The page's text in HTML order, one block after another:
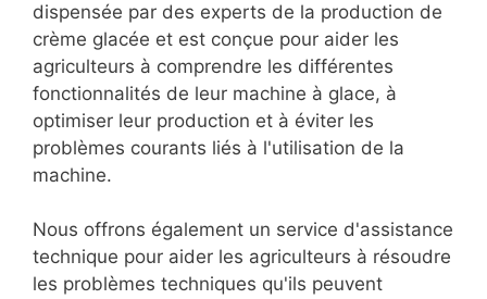
dispensée par des experts de la production de
crème glacée et est conçue pour aider les
agriculteurs à comprendre les différentes
fonctionnalités de leur machine à glace, à
optimiser leur production et à éviter les
problèmes courants liés à l'utilisation de la
machine.
Nous offrons également un service d'assistance
technique pour aider les agriculteurs à résoudre
les problèmes techniques qu'ils peuvent